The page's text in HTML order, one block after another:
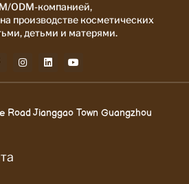
ODM-компанией,
производстве косметических
детьми и матерями.
Road Jianggao Town Guangzhou